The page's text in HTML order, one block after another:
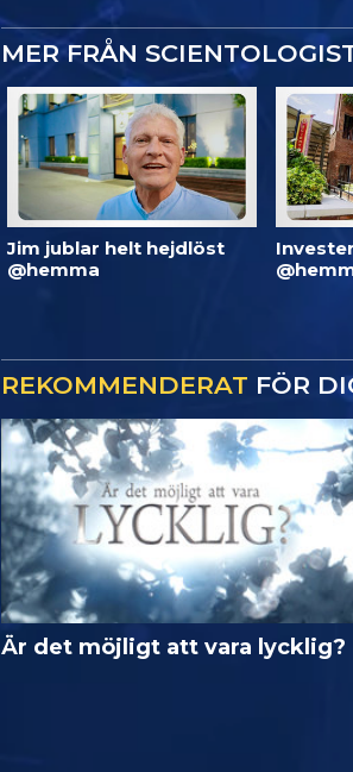
MER FRÅN
Jim jublar helt hejdlöst
@hemma
REKOMMENDERAT FÖR
Är det möjligt att vara lycklig?